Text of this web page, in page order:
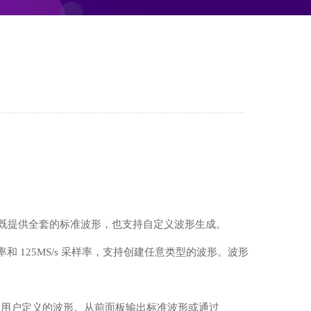
提供全套的标准波形，也支持自定义波形生成。
125MS/s 采样率，支持创建任意类型的波形。波形
户定义的波形。从前面板输出标准波形或通过